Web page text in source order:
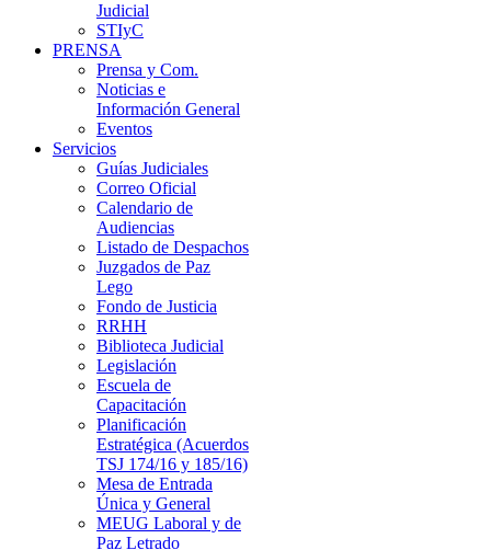
Judicial
STIyC
PRENSA
Prensa y Com.
Noticias e
Información General
Eventos
Servicios
Guías Judiciales
Correo Oficial
Calendario de
Audiencias
Listado de Despachos
Juzgados de Paz
Lego
Fondo de Justicia
RRHH
Biblioteca Judicial
Legislación
Escuela de
Capacitación
Planificación
Estratégica (Acuerdos
TSJ 174/16 y 185/16)
Mesa de Entrada
Única y General
MEUG Laboral y de
Paz Letrado